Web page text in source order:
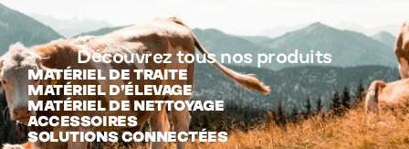
Découvrez tous nos produits
MATÉRIEL DE TRAITE
MATÉRIEL D’ÉLEVAGE
MATÉRIEL DE NETTOYAGE
ACCESSOIRES
SOLUTIONS CONNECTÉES